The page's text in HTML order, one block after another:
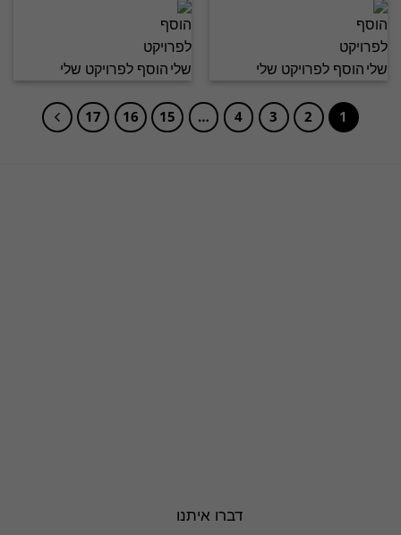
הוסף לפרויקט שלי הוסף לפרויקט שלי
1
2
3
4
…
15
16
17
דברו איתנו